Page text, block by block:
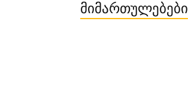
მიმართულებები